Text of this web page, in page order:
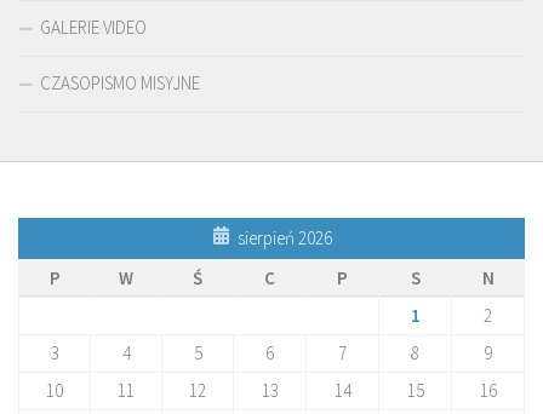
GALERIE VIDEO
CZASOPISMO MISYJNE
sierpień 2026
P
W Ś C P S
N
1
2
3
4 5 6 7 8
9
10
11 12 13 14 15
16